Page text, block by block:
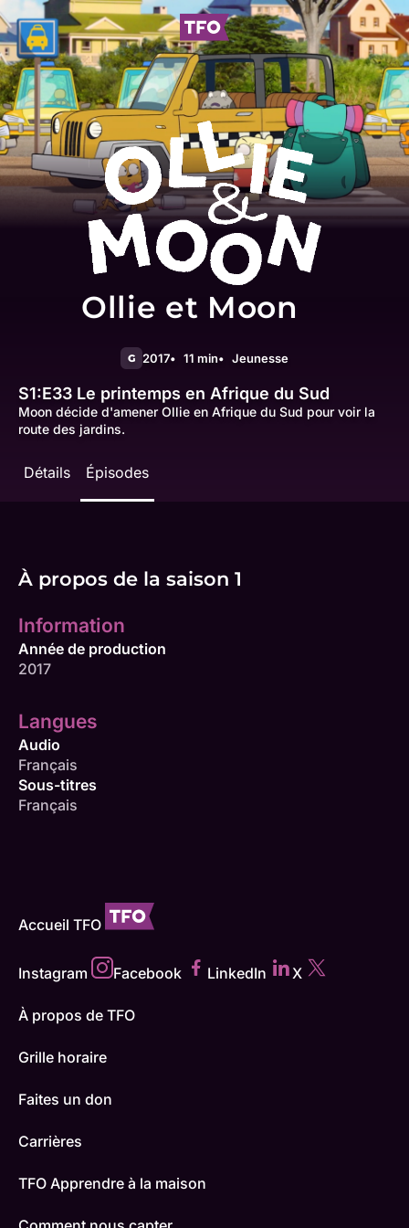
Ollie et Moon
G 2017 11 min Jeunesse
S1:E33 Le printemps en Afrique du Sud
Moon décide d'amener Ollie en Afrique du Sud pour voir la
route des jardins.
Détails Épisodes
À propos de la saison 1
Information
Année de production
2017
Langues
Audio
Français
Sous-titres
Français
Accueil TFO
Instagram Facebook LinkedIn X
À propos de TFO
Grille horaire
Faites un don
Carrières
TFO Apprendre à la maison